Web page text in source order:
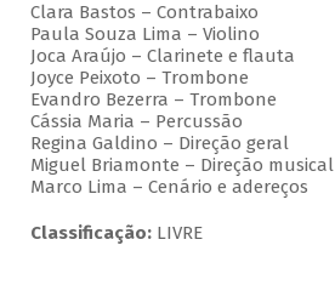
Clara Bastos – Contrabaixo
Paula Souza Lima – Violino
Joca Araújo – Clarinete e flauta
Joyce Peixoto – Trombone
Evandro Bezerra – Trombone
Cássia Maria – Percussão
Regina Galdino – Direção geral
Miguel Briamonte – Direção musical
Marco Lima – Cenário e adereços
Classificação:LIVRE